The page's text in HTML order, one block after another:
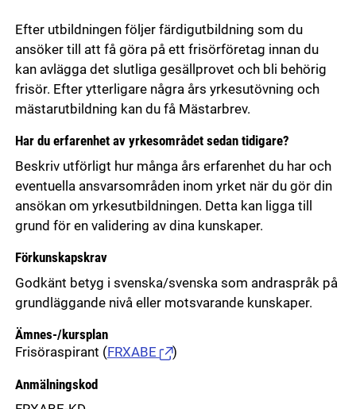
Efter utbildningen följer färdigutbildning som du
ansöker till att få göra på ett frisörföretag innan du
kan avlägga det slutliga gesällprovet och bli behörig
frisör. Efter ytterligare några års yrkesutövning och
mästarutbildning kan du få Mästarbrev.
Har du erfarenhet av yrkesområdet sedan tidigare?
Beskriv utförligt hur många års erfarenhet du har och
eventuella ansvarsområden inom yrket när du gör din
ansökan om yrkesutbildningen. Detta kan ligga till
grund för en validering av dina kunskaper.
Förkunskapskrav
Godkänt betyg i svenska/svenska som andraspråk på
grundläggande nivå eller motsvarande kunskaper.
Ämnes-/kursplan
Frisöraspirant ( FRXABE )
Anmälningskod